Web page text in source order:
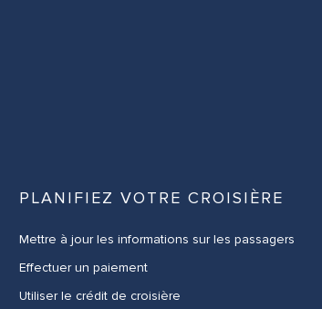
PLANIFIEZ VOTRE CROISIÈRE
Mettre à jour les informations sur les passagers
Effectuer un paiement
Utiliser le crédit de croisière